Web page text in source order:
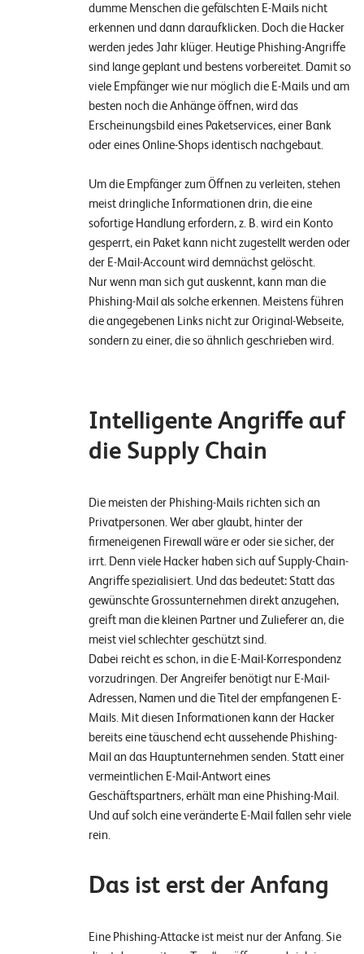
i
e
r
e
N
e
w
s
E
v
e
n
t
U
P
O
T
E
A
M
V
I
E
W
E
R
©
2
0
2
2
L
e
u
c
dumme Menschen die gefälschten E-Mails nicht
erkennen und dann daraufklicken. Doch die Hacker
werden jedes Jahr klüger. Heutige Phishing-Angriffe
sind lange geplant und bestens vorbereitet. Damit so
viele Empfänger wie nur möglich die E-Mails und am
besten noch die Anhänge öffnen, wird das
Erscheinungsbild eines Paketservices, einer Bank
oder eines Online-Shops identisch nachgebaut.
Um die Empfänger zum Öffnen zu verleiten, stehen
meist dringliche Informationen drin, die eine
sofortige Handlung erfordern, z. B. wird ein Konto
gesperrt, ein Paket kann nicht zugestellt werden oder
der E-Mail-Account wird demnächst gelöscht.
Nur wenn man sich gut auskennt, kann man die
Phishing-Mail als solche erkennen. Meistens führen
die angegebenen Links nicht zur Original-Webseite,
sondern zu einer, die so ähnlich geschrieben wird.
Intelligente Angriffe auf
die Supply Chain
Die meisten der Phishing-Mails richten sich an
Privatpersonen. Wer aber glaubt, hinter der
firmeneigenen Firewall wäre er oder sie sicher, der
irrt. Denn viele Hacker haben sich auf Supply-Chain-
Angriffe spezialisiert. Und das bedeutet: Statt das
gewünschte Grossunternehmen direkt anzugehen,
greift man die kleinen Partner und Zulieferer an, die
meist viel schlechter geschützt sind.
Dabei reicht es schon, in die E-Mail-Korrespondenz
vorzudringen. Der Angreifer benötigt nur E-Mail-
Adressen, Namen und die Titel der empfangenen E-
Mails. Mit diesen Informationen kann der Hacker
bereits eine täuschend echt aussehende Phishing-
Mail an das Hauptunternehmen senden. Statt einer
vermeintlichen E-Mail-Antwort eines
Geschäftspartners, erhält man eine Phishing-Mail.
Und auf solch eine veränderte E-Mail fallen sehr viele
rein.
Das ist erst der Anfang
Eine Phishing-Attacke ist meist nur der Anfang. Sie